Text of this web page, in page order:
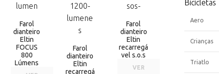
Farol
dianteiro
Eltin
FOCUS
800
Lúmens
Farol
dianteiro
Eltin
recarregá
Farol
dianteiro
Eltin
recarregá
vel s.o.s
VER
Bicicletas
Aero
Crianças
Triatlo